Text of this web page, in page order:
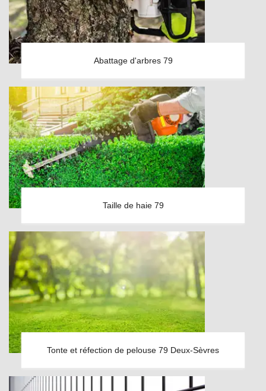
Abattage d'arbres 79
Taille de haie 79
Tonte et réfection de pelouse 79 Deux-Sèvres